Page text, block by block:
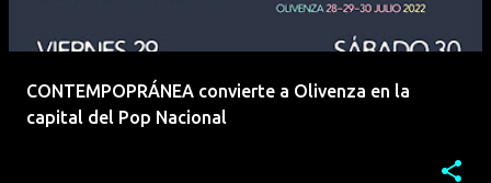
CONTEMPOPRÁNEA convierte a Olivenza en la
capital del Pop Nacional